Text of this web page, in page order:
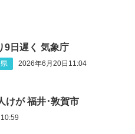
9日遅く 気象庁
2026年6月20日11:04
けが 福井･敦賀市